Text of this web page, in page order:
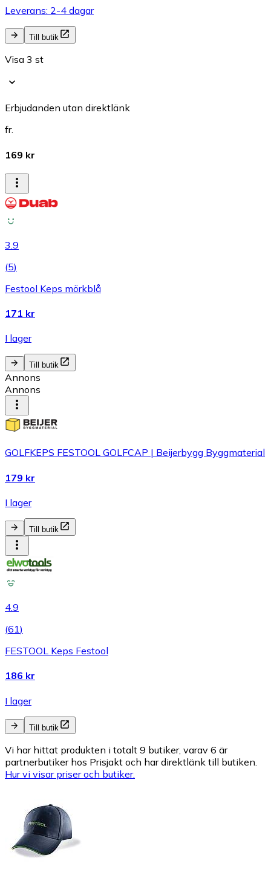
Leverans: 2-4 dagar
Till butik
Visa 3 st
Erbjudanden utan direktlänk
fr.
169 kr
3.9
(5)
Festool Keps mörkblå
171 kr
I lager
Till butik
Annons
Annons
GOLFKEPS FESTOOL GOLFCAP | Beijerbygg Byggmaterial
179 kr
I lager
Till butik
4.9
(61)
FESTOOL Keps Festool
186 kr
I lager
Till butik
Vi har hittat produkten i totalt 9 butiker, varav 6 är
partnerbutiker hos Prisjakt och har direktlänk till butiken.
Hur vi visar priser och butiker.